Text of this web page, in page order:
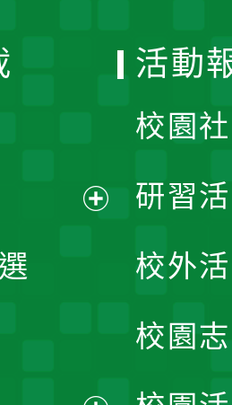
單
活動
校園
研習
校外
校園